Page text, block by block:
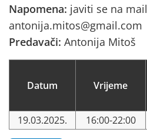
Napomena: javiti se na mail
antonija.mitos@gmail.com
Predavači: Antonija Mitoš
Datum Vrijeme
19.03.2025. 16:00-22:00